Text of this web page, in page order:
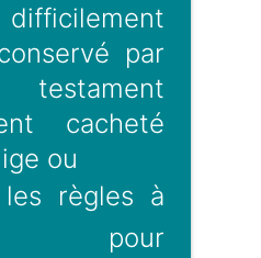
par
cacheté
ou
règles à
pour